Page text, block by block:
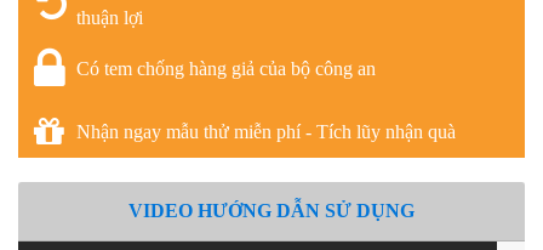
thuận lợi
Có tem chống hàng giả của bộ công an
Nhận ngay mẫu thử miễn phí - Tích lũy nhận quà
VIDEO HƯỚNG DẪN SỬ DỤNG